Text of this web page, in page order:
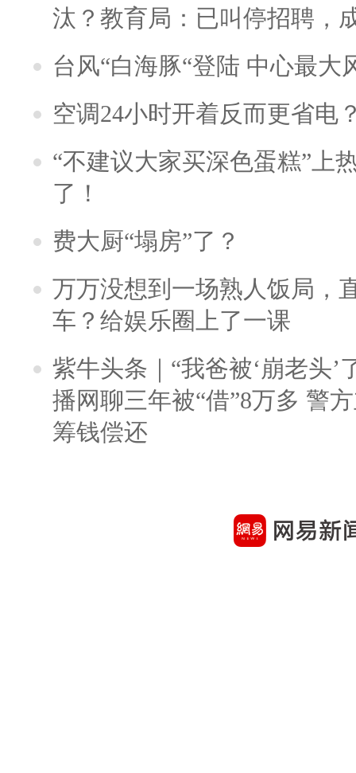
汰？教育局：已叫停招聘，
台风“白海豚“登陆 中心最大
空调24小时开着反而更省电
“不建议大家买深色蛋糕”上
了！
费大厨“塌房”了？
万万没想到一场熟人饭局，
车？给娱乐圈上了一课
紫牛头条｜“我爸被‘崩老头’
播网聊三年被“借”8万多 警
筹钱偿还